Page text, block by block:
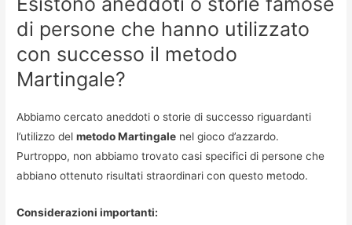
di persone che hanno utilizzato
con successo il metodo
Martingale?
Abbiamo cercato aneddoti o storie di successo riguardanti
l’utilizzo delmetodo Martingale nel gioco d’azzardo.
Purtroppo, non abbiamo trovato casi specifici di persone che
abbiano ottenuto risultati straordinari con questo metodo.
Considerazioni importanti: